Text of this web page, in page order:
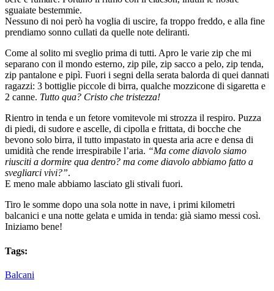
sguaiate bestemmie.
Nessuno di noi però ha voglia di uscire, fa troppo freddo, e alla fine
prendiamo sonno cullati da quelle note deliranti.
Come al solito mi sveglio prima di tutti. Apro le varie zip che mi
separano con il mondo esterno, zip pile, zip sacco a pelo, zip tenda,
zip pantalone e pipì. Fuori i segni della serata balorda di quei dannati
ragazzi: 3 bottiglie piccole di birra, qualche mozzicone di sigaretta e
2 canne. Tutto qua? Cristo che tristezza!
Rientro in tenda e un fetore vomitevole mi strozza il respiro. Puzza
di piedi, di sudore e ascelle, di cipolla e frittata, di bocche che
bevono solo birra, il tutto impastato in questa aria acre e densa di
umidità che rende irrespirabile l’aria. “Ma come diavolo siamo
riusciti a dormire qua dentro? ma come diavolo abbiamo fatto a
svegliarci vivi?”.
E meno male abbiamo lasciato gli stivali fuori.
Tiro le somme dopo una sola notte in nave, i primi kilometri
balcanici e una notte gelata e umida in tenda: già siamo messi così.
Iniziamo bene!
Tags:
Balcani